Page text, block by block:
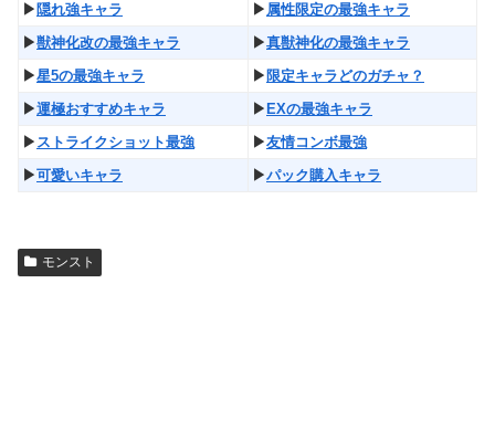
▶︎ 隠れ強キャラ ▶︎ 属性限定の最強キャラ
▶︎獣神化改の最強キャラ ▶︎真獣神化の最強キャラ
▶︎星5の最強キャラ ▶︎ 限定キャラどのガチャ？
▶︎運極おすすめキャラ ▶︎ EXの最強キャラ
▶︎ ストライクショット最強 ▶︎友情コンボ最強
▶︎可愛いキャラ ▶︎パック購入キャラ
モンスト